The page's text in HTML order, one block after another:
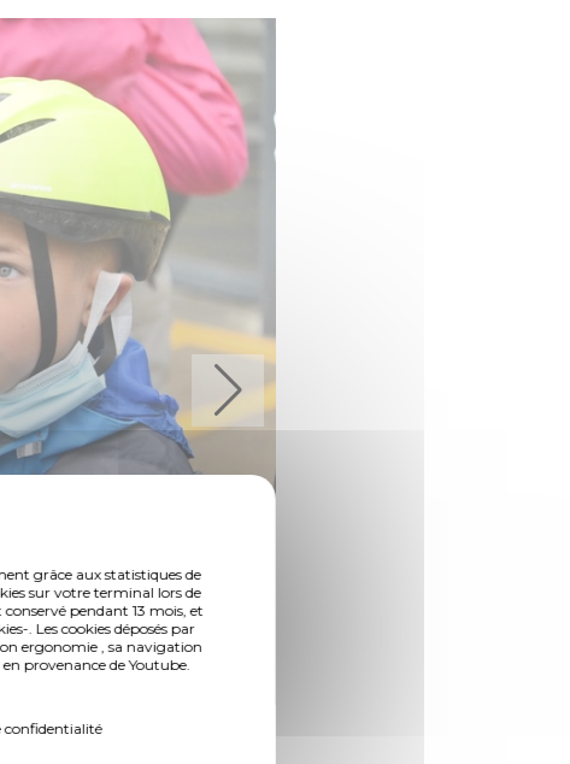
grâce aux statistiques de
sur votre terminal lors de
pendant 13 mois, et
. Les cookies déposés par
ergonomie , sa navigation
provenance de Youtube.
confidentialité